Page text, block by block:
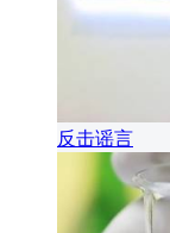
反击谣言